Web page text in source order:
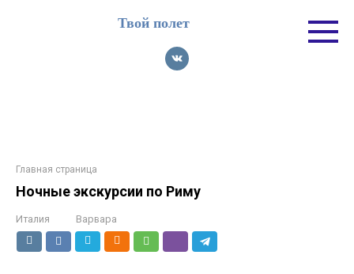
Твой полет
Главная страница
Ночные экскурсии по Риму
Италия Варвара